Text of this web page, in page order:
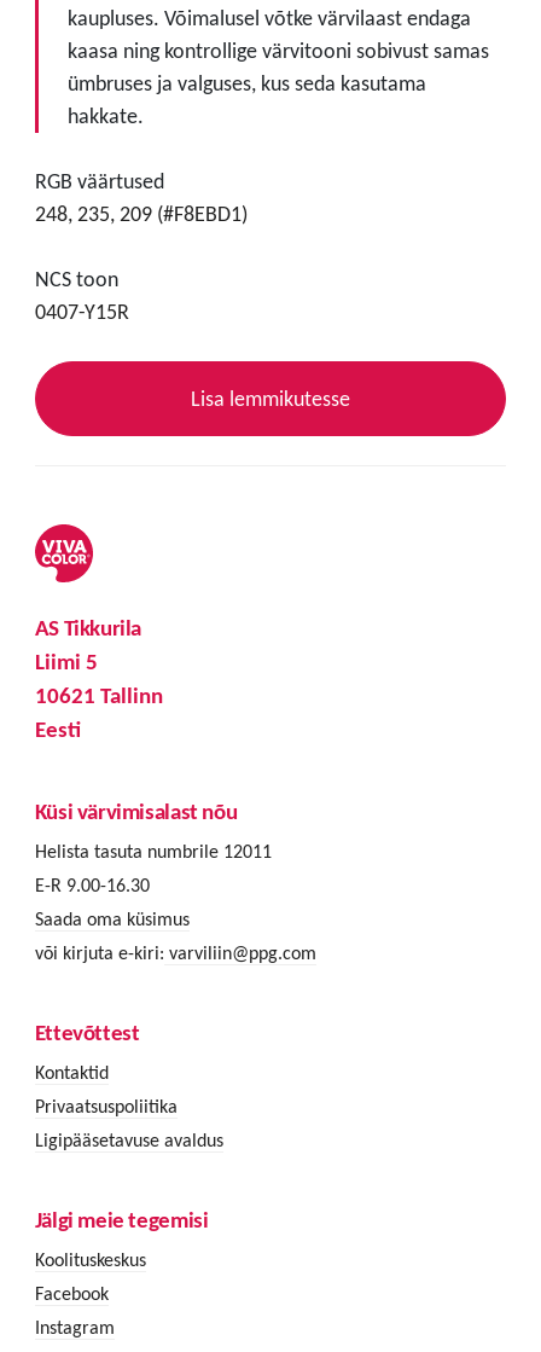
kaupluses. Võimalusel võtke värvilaast endaga
kaasa ning kontrollige värvitooni sobivust samas
ümbruses ja valguses, kus seda kasutama
hakkate.
RGB väärtused
248, 235, 209 (#F8EBD1)
NCS toon
0407-Y15R
Lisa lemmikutesse
AS Tikkurila
Liimi 5
10621 Tallinn
Eesti
Küsi värvimisalast nõu
Helista tasuta numbrile 12011
E-R 9.00-16.30
Saada oma küsimus
või kirjuta e-kiri: varviliin@ppg.com
Ettevõttest
Kontaktid
Privaatsuspoliitika
Ligipääsetavuse avaldus
Jälgi meie tegemisi
Koolituskeskus
Facebook
Instagram